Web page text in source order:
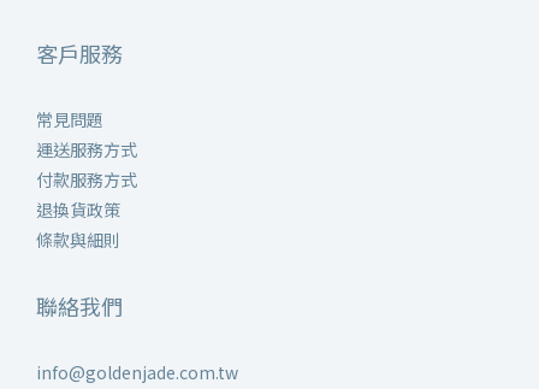
客戶服務
常見問題
運送服務方式
付款服務方式
退換貨政策
條款與細則
聯絡我們
info@goldenjade.com.tw